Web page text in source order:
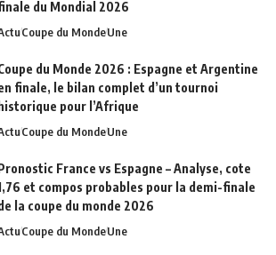
du Mondial 2026
Coupe du MondeUne
du Monde 2026 : Espagne et Argentine
finale, le bilan complet d’un tournoi
historique pour l’Afrique
Coupe du MondeUne
France vs Espagne – Analyse, cote
et compos probables pour la demi-finale
la coupe du monde 2026
Coupe du MondeUne